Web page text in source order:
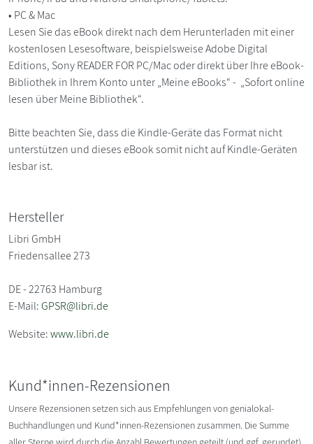
• PC & Mac
Lesen Sie das eBook direkt nach dem Herunterladen mit einer
kostenlosen Lesesoftware, beispielsweise Adobe Digital
Editions, Sony READER FOR PC/Mac oder direkt über Ihre eBook-
Bibliothek in Ihrem Konto unter „Meine eBooks“ - „Sofort online
lesen über Meine Bibliothek“.
Bitte beachten Sie, dass die Kindle-Geräte das Format nicht
unterstützen und dieses eBook somit nicht auf Kindle-Geräten
lesbar ist.
Hersteller
Libri GmbH
Friedensallee 273
DE - 22763 Hamburg
E-Mail:GPSR@libri.de
Website:www.libri.de
Kund*innen-Rezensionen
Unsere Rezensionen setzen sich aus Empfehlungen von genialokal-
Buchhandlungen und Kund*innen-Rezensionen zusammen. Die Summe